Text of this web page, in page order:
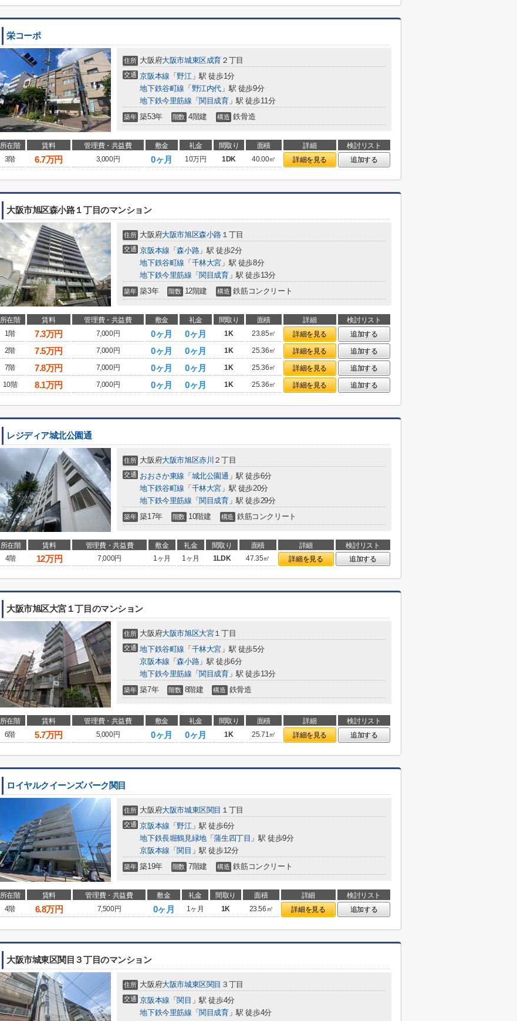
栄コーポ
住所 大阪府大阪市城東区成育 ２丁目
交通 京阪本線 「野江」駅 徒歩1分
地下鉄谷町線 「 野江内代 」駅 徒歩9分
地下鉄今里筋線 「 関目成育」駅 徒歩11分
築年 築53年 階数 4階建 構造 鉄骨造
所在階 賃料 管理費・共益費 敷金 礼金 間取り 面積 詳細
検討リスト
3階
6.7万円 3,000円 0ヶ月 10万円 1DK 40.00㎡ 詳細を見る 追加する
大阪市旭区森小路１丁目のマンション
住所 大阪府大阪市旭区森小路 １丁目
交通 京阪本線 「森小路」駅 徒歩2分
地下鉄谷町線 「 千林大宮 」駅 徒歩8分
地下鉄今里筋線 「 関目成育」駅 徒歩13分
築年 築3年 階数 12階建 構造 鉄筋コンクリート
所在階 賃料 管理費・共益費 敷金 礼金 間取り 面積 詳細
検討リスト
1階
7.3万円 7,000円 0ヶ月 0ヶ月 1K 23.85㎡ 詳細を見る
追加する
2階
7.5万円 7,000円 0ヶ月 0ヶ月 1K 25.36㎡ 詳細を見る
追加する
7階
7.8万円 7,000円 0ヶ月 0ヶ月 1K 25.36㎡ 詳細を見る
追加する
10階
8.1万円 7,000円 0ヶ月 0ヶ月 1K 25.36㎡ 詳細を見る 追加する
レジディア城北公園通
住所 大阪府大阪市旭区赤川 ２丁目
交通 おおさか東線 「 城北公園通 」駅 徒歩6分
地下鉄谷町線 「 千林大宮 」駅 徒歩20分
地下鉄今里筋線 「 関目成育」駅 徒歩29分
築年 築17年 階数 10階建 構造 鉄筋コンクリート
所在階 賃料 管理費・共益費 敷金 礼金 間取り 面積 詳細
検討リスト
4階
12万円 7,000円 1ヶ月 1ヶ月 1LDK 47.35㎡ 詳細を見る 追加する
大阪市旭区大宮１丁目のマンション
住所 大阪府大阪市旭区大宮１丁目
交通 地下鉄谷町線 「 千林大宮 」駅 徒歩5分
京阪本線 「森小路」駅 徒歩6分
地下鉄今里筋線 「 関目成育」駅 徒歩13分
築年 築7年 階数 8階建 構造 鉄骨造
所在階 賃料 管理費・共益費 敷金 礼金 間取り 面積 詳細
検討リスト
6階
5.7万円 5,000円 0ヶ月 0ヶ月 1K 25.71㎡ 詳細を見る 追加する
ロイヤルクイーンズパーク関目
住所 大阪府大阪市城東区関目 １丁目
交通 京阪本線 「野江」駅 徒歩6分
地下鉄長堀鶴見緑地「蒲生四丁目 」駅 徒歩9分
京阪本線 「 関目 」駅 徒歩12分
築年 築19年 階数 7階建 構造 鉄筋コンクリート
所在階 賃料 管理費・共益費 敷金 礼金 間取り 面積 詳細
検討リスト
4階
6.8万円 7,500円 0ヶ月 1ヶ月 1K 23.56㎡ 詳細を見る 追加する
大阪市城東区関目３丁目のマンション
住所 大阪府大阪市城東区関目 ３丁目
交通 京阪本線 「 関目 」駅 徒歩4分
地下鉄今里筋線 「 関目成育」駅 徒歩4分